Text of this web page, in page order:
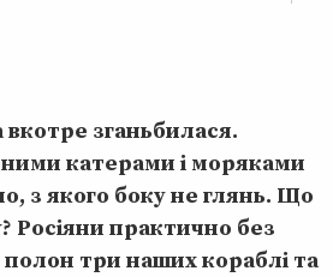
вкотре зганьбилася.
катерами і моряками
з якого боку не глянь. Що
Росіяни практично без
три наших кораблі та